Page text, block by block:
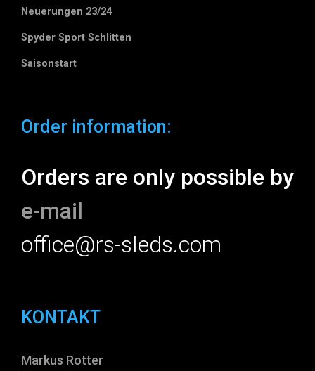
Neuerungen 23/24
Spyder Sport Schlitten
Saisonstart
Order information:
Orders are only possible by
e-mail
office@rs-sleds.com
KONTAKT
Markus Rotter